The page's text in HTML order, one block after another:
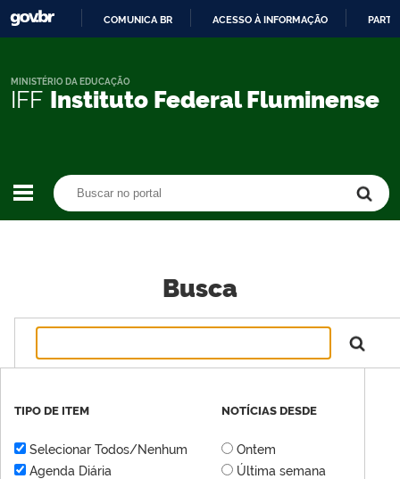
CONTEÚDO
COMUNICA BR ACESSO À INFORMAÇÃO
IFF Instituto Federal Fluminense
MINISTÉRIO DA EDUCAÇÃO
Busca
TIPO DE ITEM
Selecionar Todos/Nenhum
Agenda Diária
NOTÍCIAS DESDE
Ontem
Última semana